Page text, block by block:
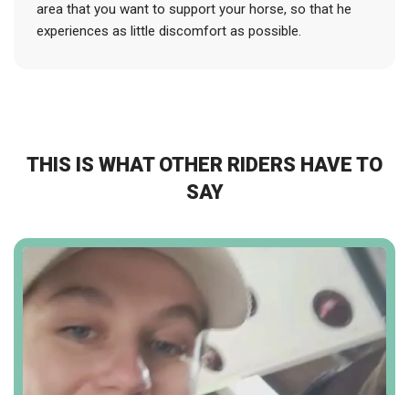
area that you want to support your horse, so that he
experiences as little discomfort as possible.
THIS IS WHAT OTHER RIDERS HAVE TO
SAY